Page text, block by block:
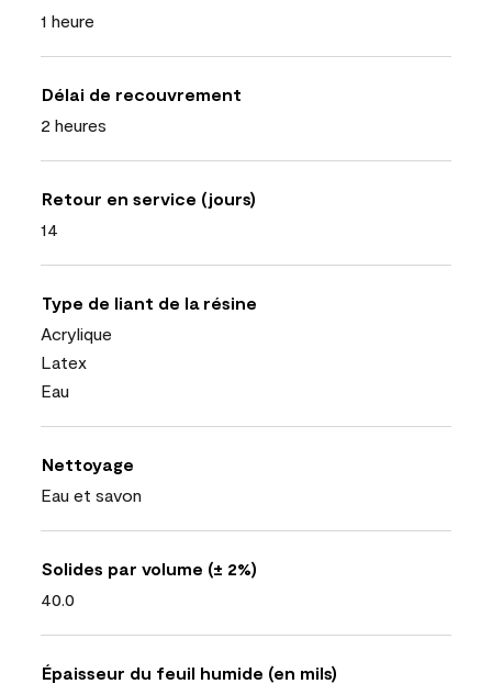
1 heure
Délai de recouvrement
2 heures
Retour en service (jours)
14
Type de liant de la résine
Acrylique
Latex
Eau
Nettoyage
Eau et savon
Solides par volume (± 2%)
40.0
Épaisseur du feuil humide (en mils)